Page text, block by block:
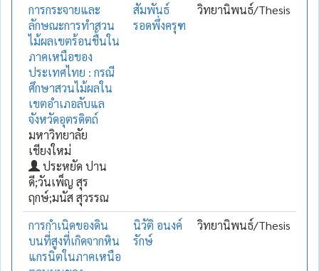
การกระจายและ
ลักษณะการทำสวน
ไม้ผลเขตร้อนชื้นใน
ภาคเหนือของ
ประเทศไทย : กรณี
ศึกษาสวนไม้ผลใน
เขตอำเภอลับแล
จังหวัดอุตรดิตถ์
มหาวิทยาลัย
เชียงใหม่
ประหยัด ปาน
ดี;วันเพ็ญ สุร
ฤกษ์;มนัส สุวรรณ
สัมพันธ์
รอดพึ่งครุฑ
วิทยานิพนธ์/Thesis
การกำเนิดของดิน
บนที่สูงที่เกิดจากหิน
แกรนิตในภาคเหนือ
นิวัติ อนงค์
รักษ์
วิทยานิพนธ์/Thesis